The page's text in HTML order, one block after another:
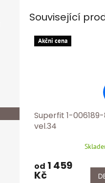
Související
Akčni cena
Superfit 1-006189-
vel.34
od 1 459
Kč